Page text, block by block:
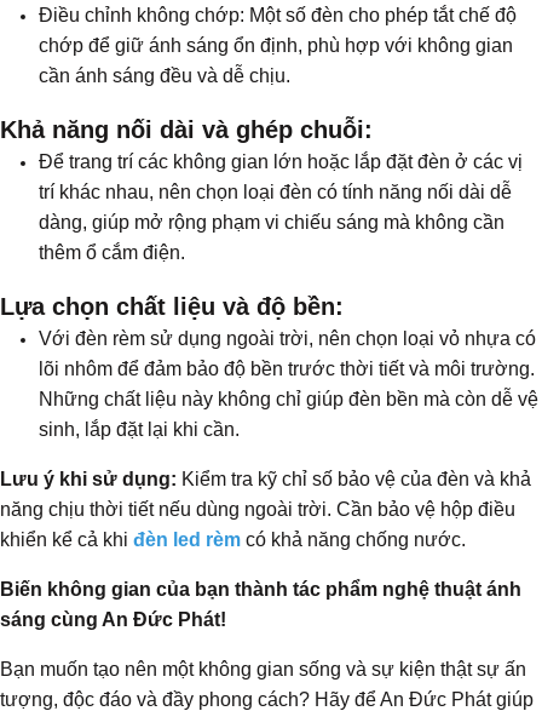
Điều chỉnh không chớp: Một số đèn cho phép tắt chế độ
chớp để giữ ánh sáng ổn định, phù hợp với không gian
cần ánh sáng đều và dễ chịu.
Khả năng nối dài và ghép chuỗi:
Để trang trí các không gian lớn hoặc lắp đặt đèn ở các vị
trí khác nhau, nên chọn loại đèn có tính năng nối dài dễ
dàng, giúp mở rộng phạm vi chiếu sáng mà không cần
thêm ổ cắm điện.
Lựa chọn chất liệu và độ bền:
Với đèn rèm sử dụng ngoài trời, nên chọn loại vỏ nhựa có
lõi nhôm để đảm bảo độ bền trước thời tiết và môi trường.
Những chất liệu này không chỉ giúp đèn bền mà còn dễ vệ
sinh, lắp đặt lại khi cần.
Lưu ý khi sử dụng: Kiểm tra kỹ chỉ số bảo vệ của đèn và khả
năng chịu thời tiết nếu dùng ngoài trời. Cần bảo vệ hộp điều
khiển kể cả khi đèn led rèm có khả năng chống nước.
Biến không gian của bạn thành tác phẩm nghệ thuật ánh
sáng cùng An Đức Phát!
Bạn muốn tạo nên một không gian sống và sự kiện thật sự ấn
tượng, độc đáo và đầy phong cách? Hãy để An Đức Phát giúp